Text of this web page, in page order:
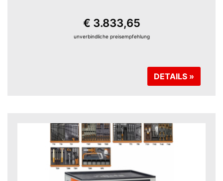
€ 3.833,65
unverbindliche preisempfehlung
DETAILS »